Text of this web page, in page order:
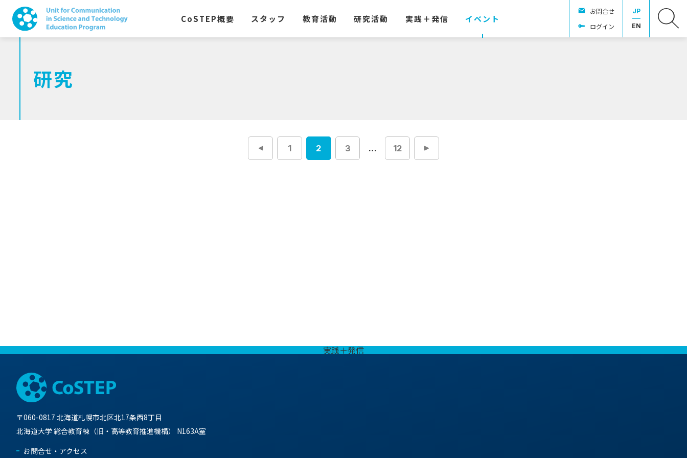
CoSTEP概要 スタッフ 教育活動 研究活動 実践＋発信 イベント
お問合せ
ログイン
JP
EN
研究
投
稿
1 2 3 … 12
実践＋発信
〒060-0817 北海道札幌市北区北17条西8丁目
北海道大学 総合教育棟（旧・高等教育推進機構） N163A室
お問合せ・アクセス